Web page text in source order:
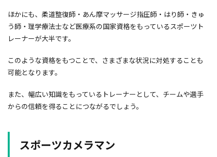
ほかにも、柔道整復師・あん摩マッサージ指圧師・はり師・きゅ
う師・理学療法士など医療系の国家資格をもっているスポーツト
レーナーが大半です。
このような資格をもつことで、さまざまな状況に対処することも
可能となります。
また、幅広い知識をもっているトレーナーとして、チームや選手
からの信頼を得ることにつながるでしょう。
スポーツカメラマン